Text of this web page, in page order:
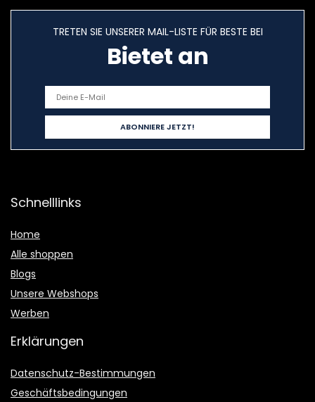
TRETEN SIE UNSERER MAIL-LISTE FÜR BESTE BEI
Bietet an
Schnelllinks
Home
Alle shoppen
Blogs
Unsere Webshops
Werben
Erklärungen
Datenschutz-Bestimmungen
Geschäftsbedingungen